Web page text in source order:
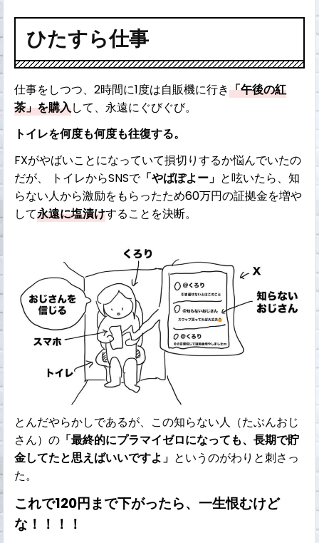
ひたすら仕事
仕事をしつつ、2時間に1度は自販機に行き「午後の紅
茶」を購入して、永遠にぐびぐび。
トイレを何度も何度も往復する。
FXがやばいことになっていて損切りするか悩んでいたの
だが、 トイレからSNSで「やばぽよー」 と呟いたら、知
らない人から激励をもらったため60万円の証拠金を増や
して永遠に塩漬けすることを決断。
とんだやらかしであるが、この知らない人（たぶんおじ
さん）の 「最終的にプラマイゼロになっても、長期で貯
金してたと思えばいいですよ」 というのがわりと刺さっ
た。
これで120円まで下がったら、一生恨むけど
な！！！！